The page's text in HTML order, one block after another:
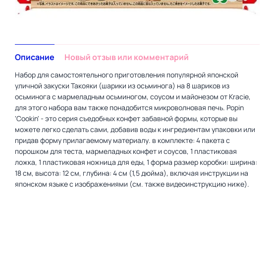
Описание Новый отзыв или комментарий
Набор для самостоятельного приготовления популярной японской
уличной закуски Такояки (шарики из осьминога) на 8 шариков из
осьминога с мармеладным осьминогом, соусом и майонезом от Kracie,
для этого набора вам также понадобится микроволновая печь. Popin
'Cookin' - это серия съедобных конфет забавной формы, которые вы
можете легко сделать сами, добавив воды к ингредиентам упаковки или
придав форму прилагаемому материалу. в комплекте: 4 пакета с
порошком для теста, мармеладных конфет и соусов, 1 пластиковая
ложка, 1 пластиковая ножница для еды, 1 форма размер коробки: ширина:
18 см, высота: 12 см, глубина: 4 см (1,5 дюйма), включая инструкции на
японском языке с изображениями (см. также видеоинструкцию ниже).